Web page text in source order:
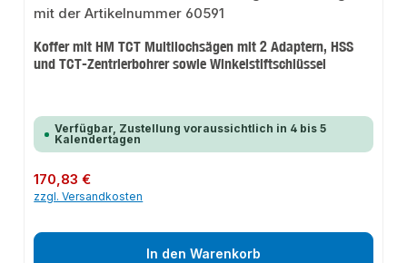
Koffer mit HM TCT Multilochsägen mit 2 Adaptern, HSS
und TCT-Zentrierbohrer sowie Winkelstiftschlüssel
Verfügbar, Zustellung voraussichtlich in 4 bis 5
Kalendertagen
Regulärer Preis:
170,83 €
zzgl. Versandkosten
In den Warenkorb